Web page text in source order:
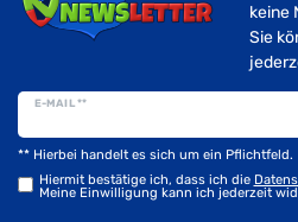
keine
Sie
E-MAIL **
Hiermit bestätige ich, dass ich die
Meine Einwilligung kann ich jederzeit
** Hierbei handelt es sich um ein Pflichtfeld.